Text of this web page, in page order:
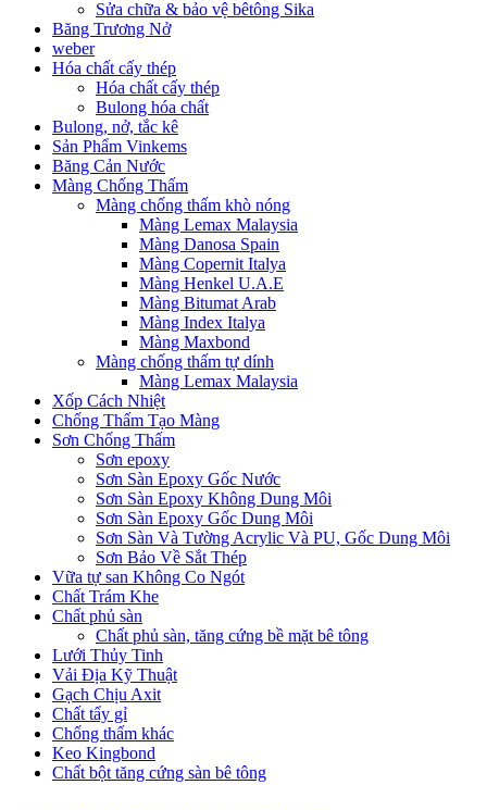
Sửa chữa & bảo vệ bêtông Sika
Băng Trương Nở
weber
Hóa chất cấy thép
Hóa chất cấy thép
Bulong hóa chất
Bulong, nở, tắc kê
Sản Phẩm Vinkems
Băng Cản Nước
Màng Chống Thấm
Màng chống thấm khò nóng
Màng Lemax Malaysia
Màng Danosa Spain
Màng Copernit Italya
Màng Henkel U.A.E
Màng Bitumat Arab
Màng Index Italya
Màng Maxbond
Màng chống thấm tự dính
Màng Lemax Malaysia
Xốp Cách Nhiệt
Chống Thấm Tạo Màng
Sơn Chống Thấm
Sơn epoxy
Sơn Sàn Epoxy Gốc Nước
Sơn Sàn Epoxy Không Dung Môi
Sơn Sàn Epoxy Gốc Dung Môi
Sơn Sàn Và Tường Acrylic Và PU, Gốc Dung Môi
Sơn Bảo Về Sắt Thép
Vữa tự san Không Co Ngót
Chất Trám Khe
Chất phủ sàn
Chất phủ sàn, tăng cứng bề mặt bê tông
Lưới Thủy Tinh
Vải Địa Kỹ Thuật
Gạch Chịu Axit
Chất tẩy gỉ
Chống thấm khác
Keo Kingbond
Chất bột tăng cứng sàn bê tông